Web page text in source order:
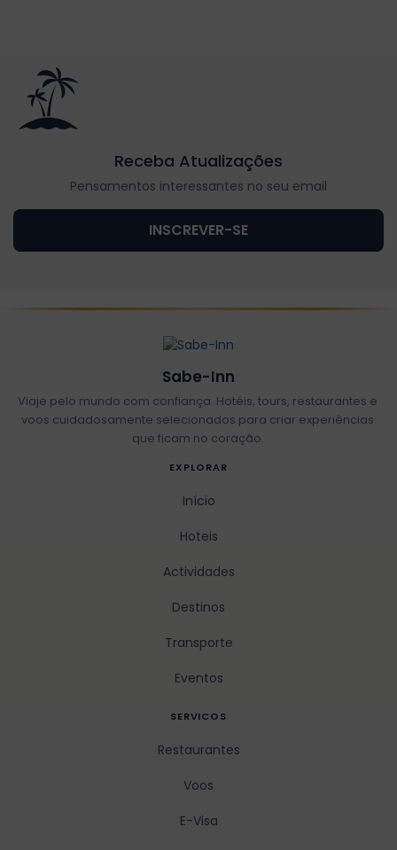
Receba Atualizações
Pensamentos interessantes no seu email
INSCREVER-SE
Sabe-Inn
Viaje pelo mundo com confiança. Hotéis, tours, restaurantes e
voos cuidadosamente selecionados para criar experiências
que ficam no coração.
EXPLORAR
Início
Hoteis
Actividades
Destinos
Transporte
Eventos
SERVICOS
Restaurantes
Voos
E-Visa